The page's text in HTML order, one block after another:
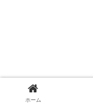
ホーム